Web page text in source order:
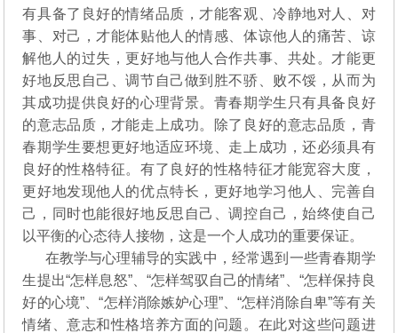
有具备了良好的情绪品质，才能客观、冷静地对人、对
事、对己，才能体贴他人的情感、体谅他人的痛苦、谅
解他人的过失，更好地与他人合作共事、共处。才能更
好地反思自己、调节自己做到胜不骄、败不馁，从而为
其成功提供良好的心理背景。青春期学生只有具备良好
的意志品质，才能走上成功。除了良好的意志品质，青
春期学生要想更好地适应环境、走上成功，还必须具有
良好的性格特征。有了良好的性格特征才能宽容大度，
更好地发现他人的优点特长，更好地学习他人、完善自
己，同时也能很好地反思自己、调控自己，始终使自己
以平衡的心态待人接物，这是一个人成功的重要保证。
在教学与心理辅导的实践中，经常遇到一些青春期学
生提出“怎样息怒”、“怎样驾驭自己的情绪”、“怎样保持良
好的心境”、“怎样消除嫉妒心理”、“怎样消除自卑”等有关
情绪、意志和性格培养方面的问题。在此对这些问题进